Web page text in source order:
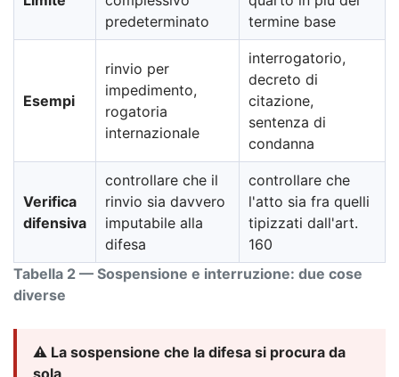
Tabella 2 — Sospensione e interruzione: due cose
diverse
predeterminato
termine base
Esempi
rinvio per
impedimento,
rogatoria
internazionale
interrogatorio,
decreto di
citazione,
sentenza di
condanna
Verifica
difensiva
controllare che il
rinvio sia davvero
imputabile alla
difesa
controllare che
l'atto sia fra quelli
tipizzati dall'art.
160
⚠️ La sospensione che la difesa si procura da
sola